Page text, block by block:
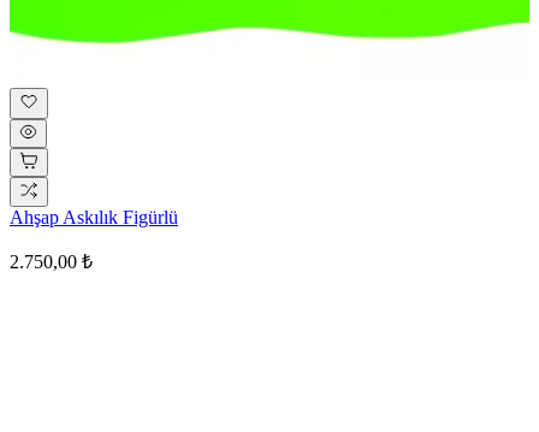
Ahşap Askılık Figürlü
2.750,00 ₺